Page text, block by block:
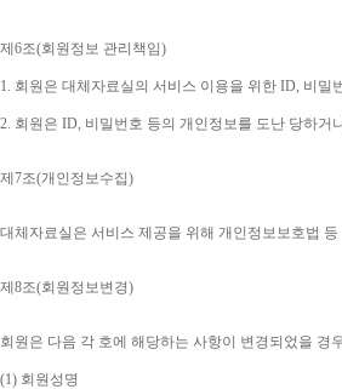
제 6조(회원정보 관리책임)
1. 회원은 대체자료실의 서비스 이용을 위한 ID, 비밀
2. 회원은 ID, 비밀번호 등의 개인정보를 도난 당하거
제 7조(개인정보수집)
대체자료실은 서비스 제공을 위해 개인정보보호법
제 8조(회원정보변경)
회원은 다음 각 호에 해당하는 사항이 변경되었을
(1) 회원성명